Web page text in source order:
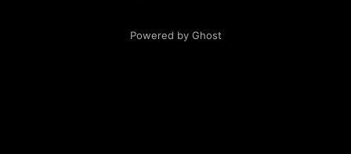
Powered by Ghost